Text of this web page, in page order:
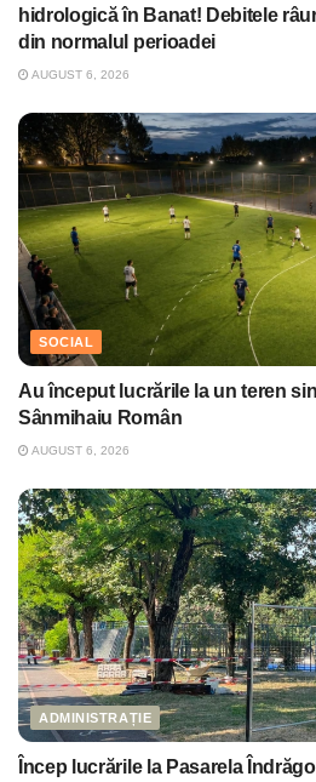
hidrologică în Banat! Debitele
din normalul perioadei
AUGUST 6, 2026
SOCIAL
Au început lucrările la un teren
Sânmihaiu Român
AUGUST 6, 2026
ADMINISTRAȚIE
Încep lucrările la Pasarela